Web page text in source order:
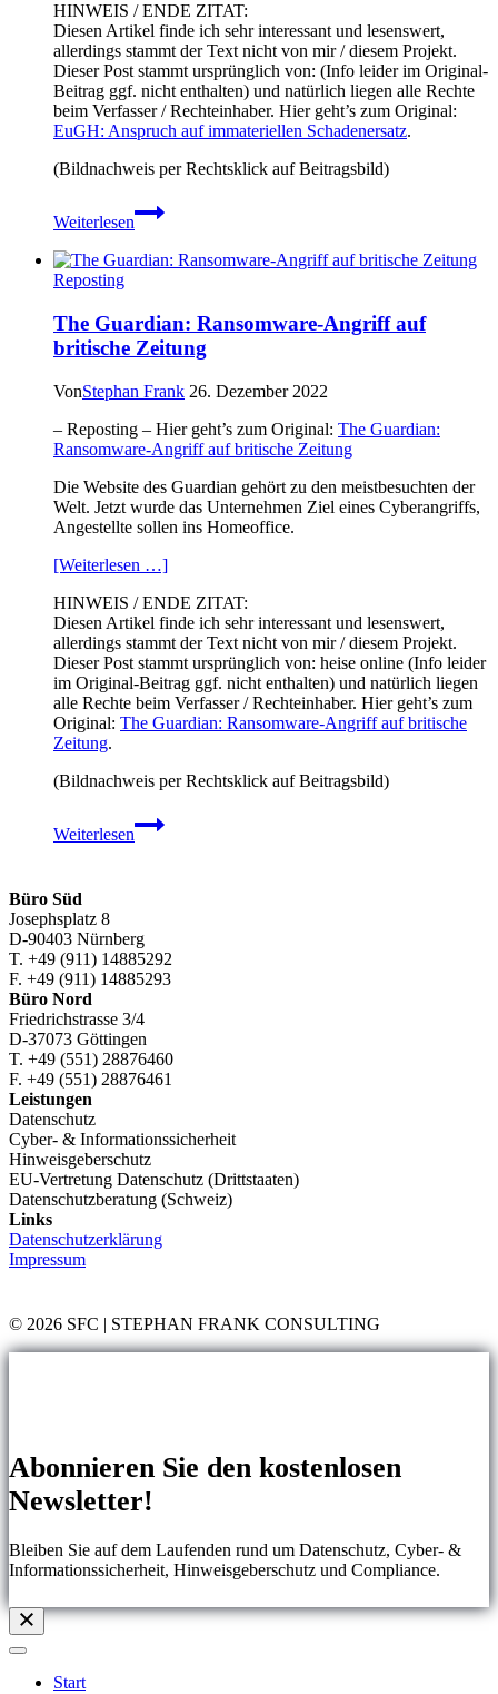
HINWEIS / ENDE ZITAT:
Diesen Artikel finde ich sehr interessant und lesenswert,
allerdings stammt der Text nicht von mir / diesem Projekt.
Dieser Post stammt ursprünglich von: (Info leider im Original-
Beitrag ggf. nicht enthalten) und natürlich liegen alle Rechte
beim Verfasser / Rechteinhaber. Hier geht’s zum Original:
EuGH: Anspruch auf immateriellen Schadenersatz.
(Bildnachweis per Rechtsklick auf Beitragsbild)
Weiterlesen
EuGH:
Anspruch
immateriellen
Reposting
The Guardian: Ransomware-Angriff auf
britische Zeitung
VonStephan Frank 26. Dezember 2022
– Reposting – Hier geht’s zum Original: The Guardian:
Ransomware-Angriff auf britische Zeitung
Die Website des Guardian gehört zu den meistbesuchten der
Welt. Jetzt wurde das Unternehmen Ziel eines Cyberangriffs,
Angestellte sollen ins Homeoffice.
[Weiterlesen …]
HINWEIS / ENDE ZITAT:
Diesen Artikel finde ich sehr interessant und lesenswert,
allerdings stammt der Text nicht von mir / diesem Projekt.
Dieser Post stammt ursprünglich von: heise online (Info leider
im Original-Beitrag ggf. nicht enthalten) und natürlich liegen
alle Rechte beim Verfasser / Rechteinhaber. Hier geht’s zum
Original: The Guardian: Ransomware-Angriff auf britische
Zeitung.
(Bildnachweis per Rechtsklick auf Beitragsbild)
Weiterlesen
The
Guardian:
Zeitung
Büro Süd
Josephsplatz 8
D-90403 Nürnberg
T. +49 (911) 14885292
F. +49 (911) 14885293
Büro Nord
Friedrichstrasse 3/4
D-37073 Göttingen
T. +49 (551) 28876460
F. +49 (551) 28876461
Leistungen
Datenschutz
Cyber- & Informationssicherheit
Hinweisgeberschutz
EU-Vertretung Datenschutz (Drittstaaten)
Datenschutzberatung (Schweiz)
Links
Datenschutzerklärung
Impressum
© 2026 SFC | STEPHAN FRANK CONSULTING
Abonnieren Sie den kostenlosen
Newsletter!
Bleiben Sie auf dem Laufenden rund um Datenschutz, Cyber- &
Informationssicherheit, Hinweisgeberschutz und Compliance.
Start